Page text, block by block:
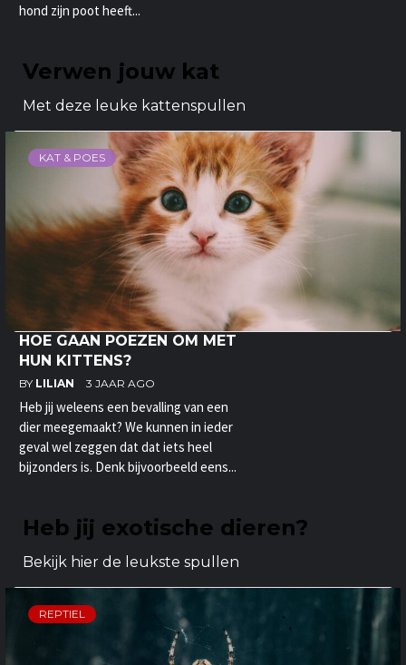
hond zijn poot heeft...
Verwen jouw kat
Met deze leuke kattenspullen
KAT & POES
HOE GAAN POEZEN OM MET
HUN KITTENS?
BY LILIAN 3 JAAR AGO
Heb jij weleens een bevalling van een
dier meegemaakt? We kunnen in ieder
geval wel zeggen dat dat iets heel
bijzonders is. Denk bijvoorbeeld eens...
Heb jij exotische dieren?
Bekijk hier de leukste spullen
REPTIEL